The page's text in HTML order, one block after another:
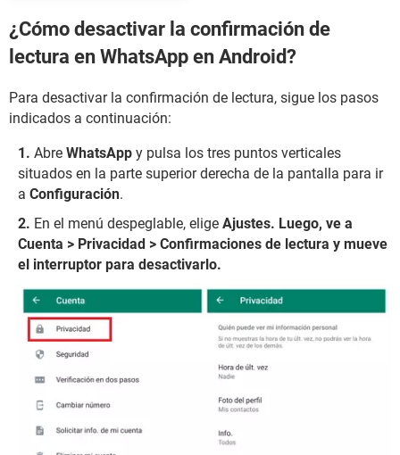
¿Cómo desactivar la confirmación de
lectura en WhatsApp en Android?
Para desactivar la confirmación de lectura, sigue los pasos
indicados a continuación:
Abre WhatsApp y pulsa los tres puntos verticales
situados en la parte superior derecha de la pantalla para ir
a Configuración.
En el menú despeglable, elige Ajustes. Luego, ve a
Cuenta > Privacidad > Confirmaciones de lectura y mueve
el interruptor para desactivarlo.